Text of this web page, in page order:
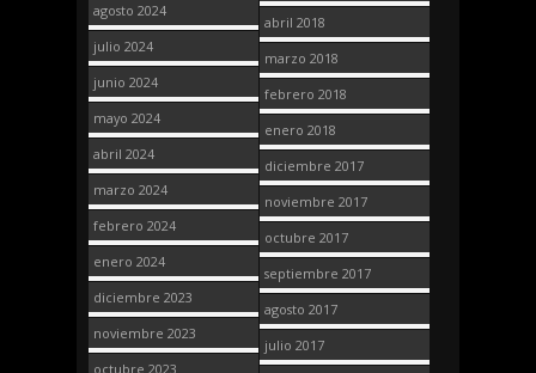
agosto 2024
julio 2024
junio 2024
mayo 2024
abril 2024
marzo 2024
febrero 2024
enero 2024
diciembre 2023
noviembre 2023
octubre 2023
abril 2018
marzo 2018
febrero 2018
enero 2018
diciembre 2017
noviembre 2017
octubre 2017
septiembre 2017
agosto 2017
julio 2017